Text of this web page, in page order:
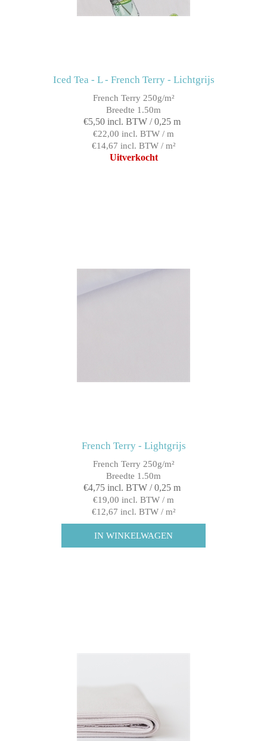
Iced Tea - L - French Terry - Lichtgrijs
French Terry 250g/m²
Breedte 1.50m
€5,50 incl. BTW / 0,25 m
€22,00 incl. BTW / m
€14,67 incl. BTW / m²
Uitverkocht
French Terry - Lightgrijs
French Terry 250g/m²
Breedte 1.50m
€4,75 incl. BTW / 0,25 m
€19,00 incl. BTW / m
€12,67 incl. BTW / m²